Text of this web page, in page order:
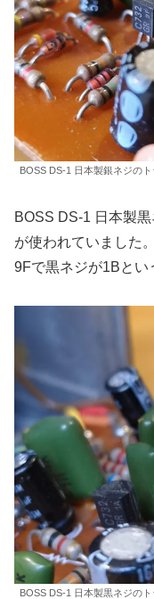
BOSS DS-1 日本製銀ネジの
BOSS DS-1 日本製
が使われていました
9Fで黒ネジが1Bとい
BOSS DS-1 日本製黒ネジのト